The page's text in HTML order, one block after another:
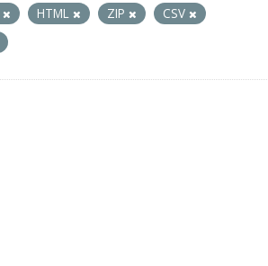
HTML ZIP
CSV